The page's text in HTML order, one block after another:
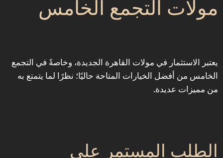
مولات التجمع الخامس
‎يعتبر الاستثمار في مولات القاهرة الجديدة، وخاصةً في التجمع
الخامس من أفضل الخيارات المتاحة حاليًا؛ نظرًا لما يتمتع به
من مميزات عديدة.
‎الطلب المستمر على